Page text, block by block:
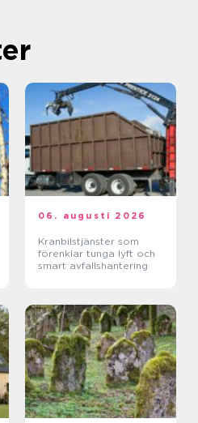
06. augusti 2026
Kranbilstjänster som
förenklar tunga lyft och
smart avfallshantering